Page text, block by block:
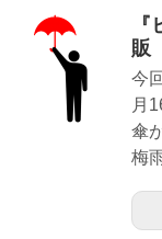
販
今
月
傘
梅